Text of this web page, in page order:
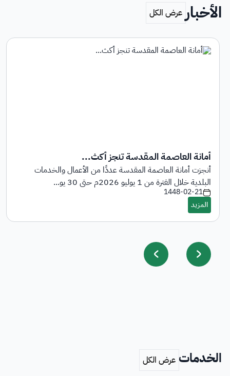
الأخبار
أمانة العاصمة المقدسة تنجز أكث...
أنجزت أمانة العاصمة المقدسة عددًا من الأعمال والخدمات
البلدية خلال الفترة من 1 يوليو 2026م حتى 30 يو...
1448-02-21
الخدمات